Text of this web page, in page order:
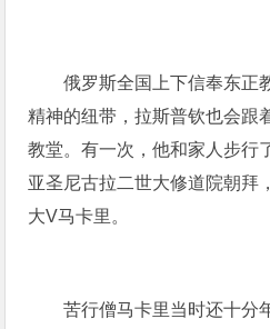
俄罗斯全国上下信奉东正
精神的纽带，拉斯普钦也会跟
教堂。有一次，他和家人步行
亚圣尼古拉二世大修道院朝拜
大V马卡里。
苦行僧马卡里当时还十分